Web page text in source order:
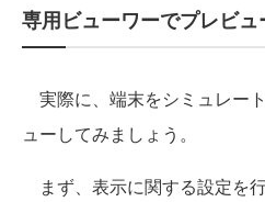
専用ビューワーでプレビ
実際に、端末をシミュレー
ューしてみましょう。
まず、表示に関する設定を